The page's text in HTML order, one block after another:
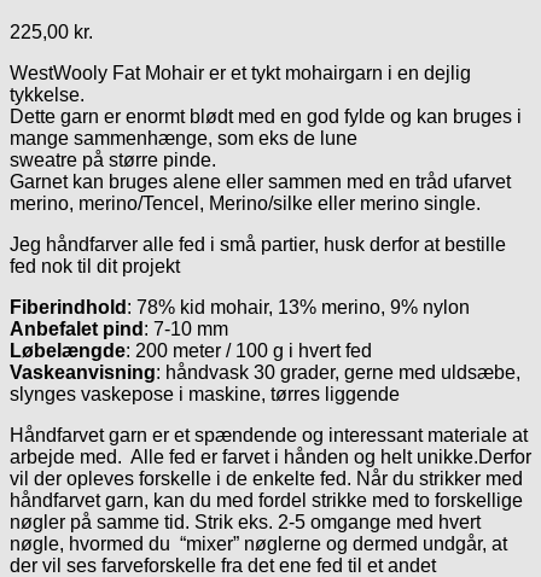
225,00 kr.
WestWooly Fat Mohair er et tykt mohairgarn i en dejlig
tykkelse.
Dette garn er enormt blødt med en god fylde og kan bruges i
mange sammenhænge, som eks de lune
sweatre på større pinde.
Garnet kan bruges alene eller sammen med en tråd ufarvet
merino, merino/Tencel, Merino/silke eller merino single.
Jeg håndfarver alle fed i små partier, husk derfor at bestille
fed nok til dit projekt
Fiberindhold : 78% kid mohair, 13% merino, 9% nylon
Anbefalet pind : 7-10 mm
Løbelængde: 200 meter / 100 g i hvert fed
Vaskeanvisning: håndvask 30 grader, gerne med uldsæbe,
slynges vaskepose i maskine, tørres liggende
Håndfarvet garn er et spændende og interessant materiale at
arbejde med. Alle fed er farvet i hånden og helt unikke.Derfor
vil der opleves forskelle i de enkelte fed. Når du strikker med
håndfarvet garn, kan du med fordel strikke med to forskellige
nøgler på samme tid. Strik eks. 2-5 omgange med hvert
nøgle, hvormed du “mixer” nøglerne og dermed undgår, at
der vil ses farveforskelle fra det ene fed til et andet